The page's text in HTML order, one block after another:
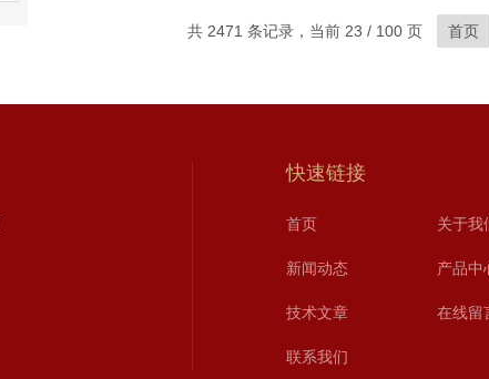
共 2471 条记录，当前 23 / 100 页 首页
快速链接
首页 关于我
新闻动态 产品中
技术文章 在线留
联系我们